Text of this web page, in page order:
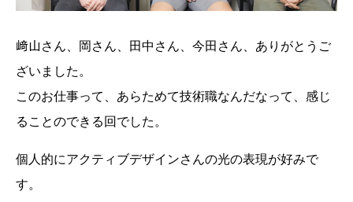
﨑山さん、岡さん、田中さん、今田さん、ありがとうご
ざいました。
このお仕事って、あらためて技術職なんだなって、感じ
ることのできる回でした。
個人的にアクティブデザインさんの光の表現が好みで
す。